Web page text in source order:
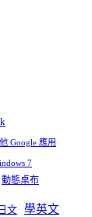
Google 應用
7
動態桌布
文 學英文